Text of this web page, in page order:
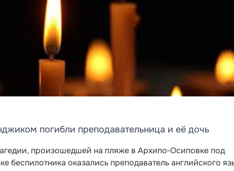
погибли преподавательница и её дочь
произошедшей на пляже в Архипо‑Осиповке под
беспилотника оказались преподаватель английского